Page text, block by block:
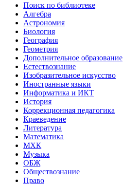
Поиск по библиотеке
Алгебра
Астрономия
Биология
География
Геометрия
Дополнительное образование
Естествознание
Изобразительное искусство
Иностранные языки
Информатика и ИКТ
История
Коррекционная педагогика
Краеведение
Литература
Математика
МХК
Музыка
ОБЖ
Обществознание
Право